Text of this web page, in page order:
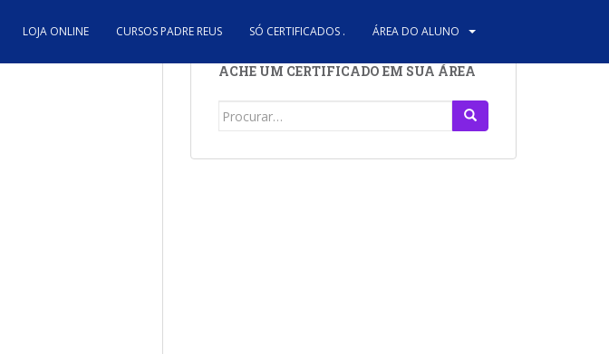
LOJA ONLINE CURSOS PADRE REUS SÓ CERTIFICADOS . ÁREA DO ALUNO
ACHE UM CERTIFICADO EM SUA ÁREA
Search